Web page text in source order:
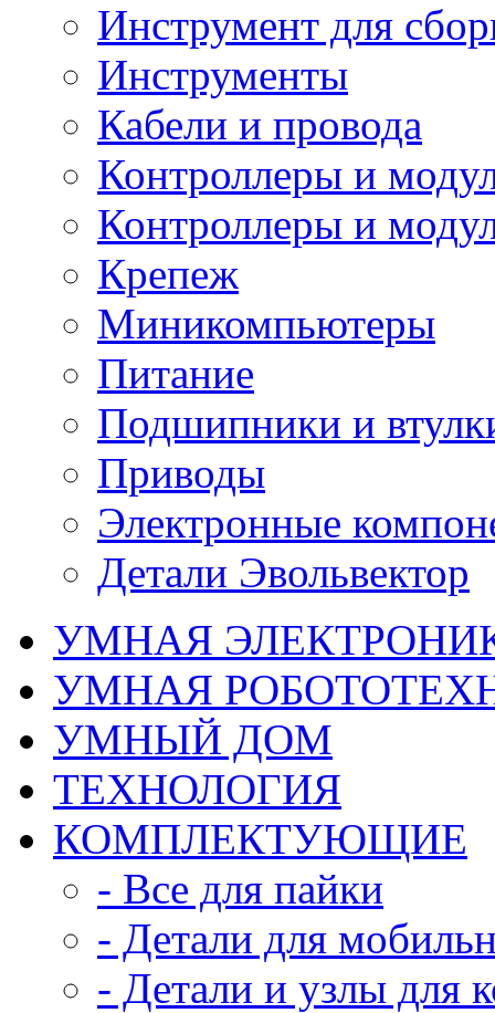
Инструмент для
Инструменты
Кабели и провода
Контроллеры и
Контроллеры и
Крепеж
Миникомпьютеры
Питание
Подшипники и
Приводы
Электронные
Детали Эвольвектор
УМНАЯ
УМНАЯ
УМНЫЙ ДОМ
ТЕХНОЛОГИЯ
КОМПЛЕКТУЮЩИЕ
- Все для пайки
- Детали для
- Детали и узлы для